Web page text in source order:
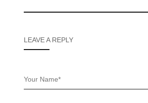
LEAVE A REPLY